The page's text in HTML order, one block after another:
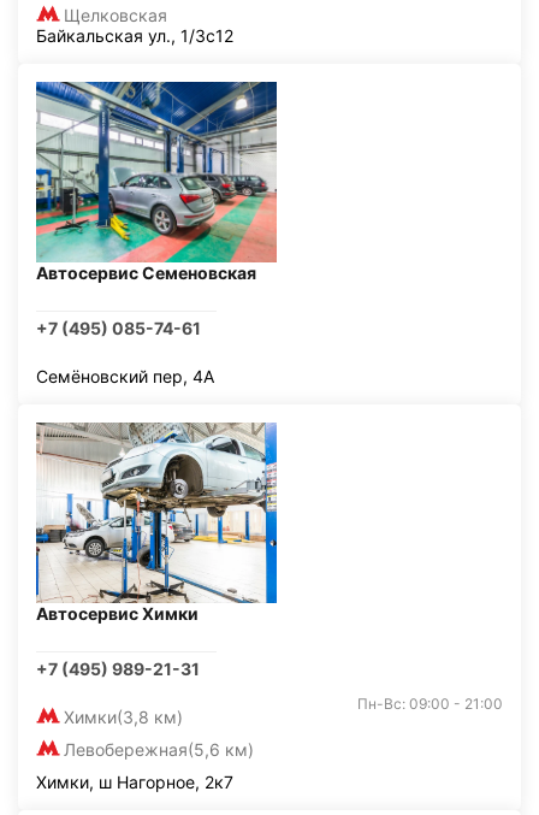
Щелковская
Байкальская ул., 1/3с12
Автосервис Семеновская
+7 (495) 085-74-61
Семёновский пер, 4А
Автосервис Химки
+7 (495) 989-21-31
Химки(3,8 км)
Левобережная(5,6 км)
Пн-Вс: 09:00 - 21:00
Химки, ш Нагорное, 2к7